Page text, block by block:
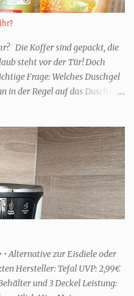
Die Koffer sind gepackt, die
steht vor der Tür! Doch
Frage: Welches Duschgel
in der Regel auf das Duschgel
Falls ihr ähnlich denkt, lasst
ihr seid. TYP
Städtetrip - für euch gehört
vielleicht ein gutes Buch
zu beobachten und genießt
wie ich der Typ Genießer.
die zur Jahreszeit passen, weil
Kneipp Aroma-Pflegedusche
• Alternative zur Eisdiele oder
Hersteller: Tefal UVP: 2,99€
und 3 Deckel Leistung: